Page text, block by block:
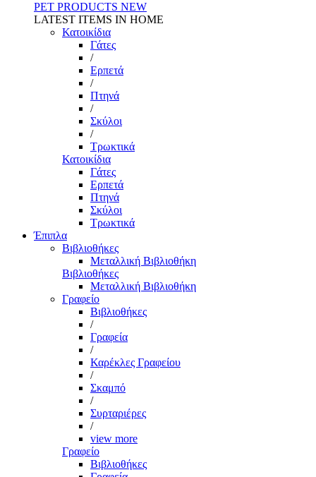
PET PRODUCTS NEW
LATEST ITEMS IN HOME
Κατοικίδια
Γάτες
/
Ερπετά
/
Πτηνά
/
Σκύλοι
/
Τρωκτικά
Κατοικίδια
Γάτες
Ερπετά
Πτηνά
Σκύλοι
Τρωκτικά
Έπιπλα
Βιβλιοθήκες
Μεταλλική Βιβλιοθήκη
Βιβλιοθήκες
Μεταλλική Βιβλιοθήκη
Γραφείο
Βιβλιοθήκες
/
Γραφεία
/
Καρέκλες Γραφείου
/
Σκαμπό
/
Συρταριέρες
/
view more
Γραφείο
Βιβλιοθήκες